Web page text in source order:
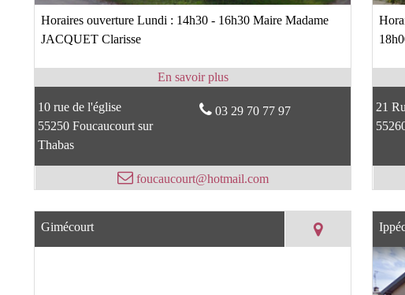
Horaires ouverture Lundi : 14h30 - 16h30 Maire Madame
JACQUET Clarisse
10 rue de l'église
55250 Foucaucourt sur
Thabas
03 29 70 77 97
foucaucourt@hotmail.com
21
Gimécourt